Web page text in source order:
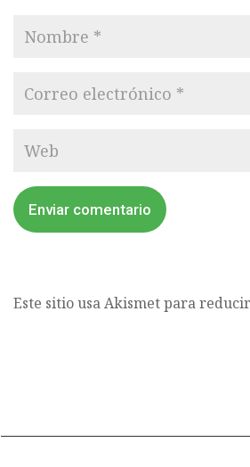
Enviar comentario
Este sitio usa Akismet para